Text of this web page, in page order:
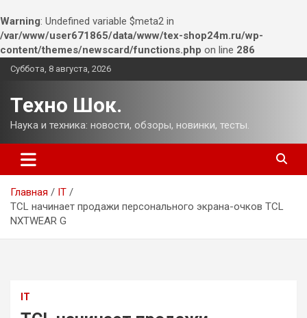
Warning: Undefined variable $meta2 in
/var/www/user671865/data/www/tex-shop24m.ru/wp-
content/themes/newscard/functions.php on line 286
Перейти
Суббота, 8 августа, 2026
Техно Шок.
Наука и техника: новости, обзоры, новинки, тесты.
Главная
IT
TCL начинает продажи персонального экрана-очков TCL
NXTWEAR G
IT